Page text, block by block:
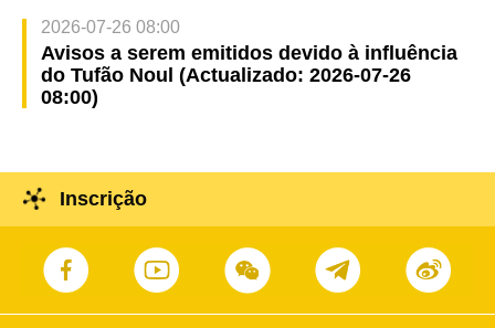
2026-07-26 08:00
Avisos a serem emitidos devido à influência
do Tufão Noul (Actualizado: 2026-07-26
08:00)
Inscrição